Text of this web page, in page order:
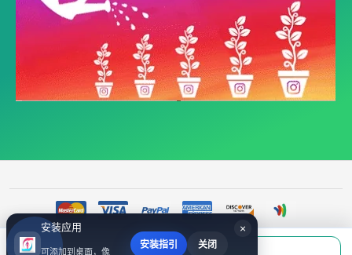
当前应付
×
安装应用
可添加到桌面，像
安装指引 关闭